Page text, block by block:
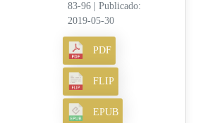
83-96
Publicado:
2019-05-30
PDF
FLIP
EPUB